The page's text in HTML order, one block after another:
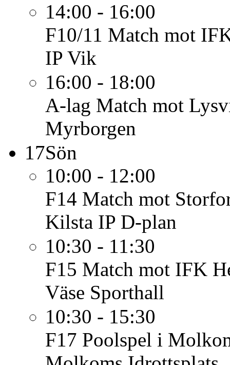
14:00 - 16:00
F10/11 Match mot
IP Vik
16:00 - 18:00
A-lag Match mot
Myrborgen
17Sön
10:00 - 12:00
F14 Match mot
Kilsta IP D-plan
10:30 - 11:30
F15 Match mot IFK
Väse Sporthall
10:30 - 15:30
F17 Poolspel i